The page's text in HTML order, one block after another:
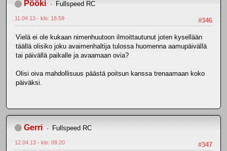
Pööki Fullspeed RC
#346
11.04.13 - klo: 18.59
Vielä ei ole kukaan nimenhuutoon ilmoittautunut joten kysellään
täällä olisiko joku avaimenhaltija tulossa huomenna aamupäivällä
tai päivällä paikalle ja avaamaan ovia?
Olisi oiva mahdollisuus päästä poitsun kanssa trenaamaan koko
päiväksi.
Gerri Fullspeed RC
#347
12.04.13 - klo: 09.20